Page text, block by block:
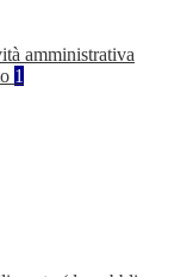
amministrativa
1